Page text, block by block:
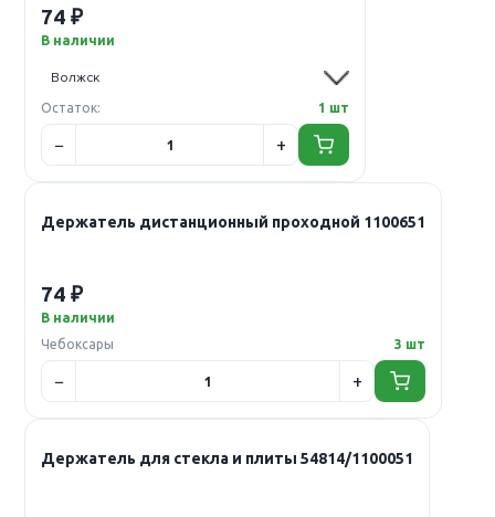
74 ₽
В наличии
Остаток: 1 шт
Держатель дистанционный проходной 1100651
74 ₽
В наличии
Чебоксары
3 шт
Держатель для стекла и плиты 54814/1100051